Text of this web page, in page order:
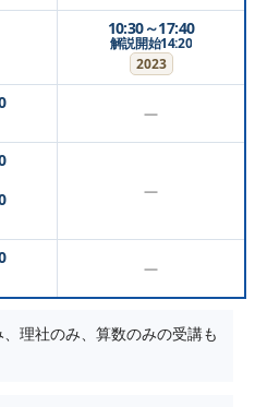
10:30～17:40
解説開始14:20
2023
—
—
—
理社のみ、算数のみの受講も